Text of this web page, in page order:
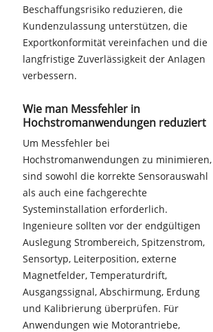
Beschaffungsrisiko reduzieren, die
Kundenzulassung unterstützen, die
Exportkonformität vereinfachen und die
langfristige Zuverlässigkeit der Anlagen
verbessern.
Wie man Messfehler in
Hochstromanwendungen reduziert
Um Messfehler bei
Hochstromanwendungen zu minimieren,
sind sowohl die korrekte Sensorauswahl
als auch eine fachgerechte
Systeminstallation erforderlich.
Ingenieure sollten vor der endgültigen
Auslegung Strombereich, Spitzenstrom,
Sensortyp, Leiterposition, externe
Magnetfelder, Temperaturdrift,
Ausgangssignal, Abschirmung, Erdung
und Kalibrierung überprüfen. Für
Anwendungen wie Motorantriebe,